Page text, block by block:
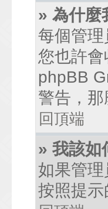
» 為什麼
每個管
您也許
phpBB
警告，
回頂端
» 我該如
如果管
按照提示